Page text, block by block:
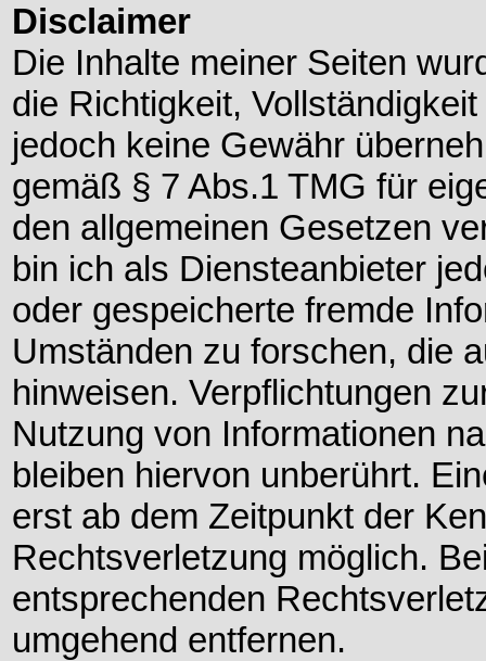
Disclaimer
Die Inhalte meiner Seiten
die Richtigkeit,
jedoch keine Gewähr
gemäß § 7 Abs.1 TMG für
den allgemeinen Gesetzen
bin ich als Diensteanbieter
oder gespeicherte fremde
Umständen zu forschen, die
hinweisen. Verpflichtungen
Nutzung von Informationen
bleiben hiervon unberührt.
erst ab dem Zeitpunkt der
Rechtsverletzung möglich.
entsprechenden
umgehend entfernen.